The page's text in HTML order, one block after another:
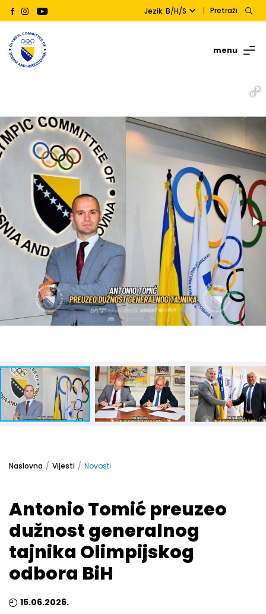
Jezik: B/H/S Pretraži
menu
Naslovna Vijesti Novosti
Antonio Tomić preuzeo
dužnost generalnog
tajnika Olimpijskog
odbora BiH
15.06.2026.